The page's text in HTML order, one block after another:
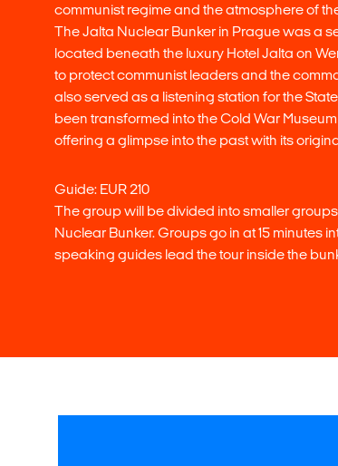
communist regime and the atmosphere of
The Jalta Nuclear Bunker in Prague was a
located beneath the luxury Hotel Jalta on
to protect communist leaders and the
also served as a listening station for the
been transformed into the Cold War
offering a glimpse into the past with its
Guide: EUR 210
The group will be divided into smaller groups
Nuclear Bunker. Groups go in at 15 minutes
speaking guides lead the tour inside the